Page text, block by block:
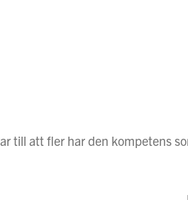
till att fler har den kompetens